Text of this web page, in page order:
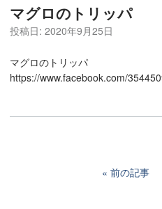
マグロのトリッパ
投稿日: 2020年9月25日
マグロのトリッパ
https://www.facebook.com/
前の記事